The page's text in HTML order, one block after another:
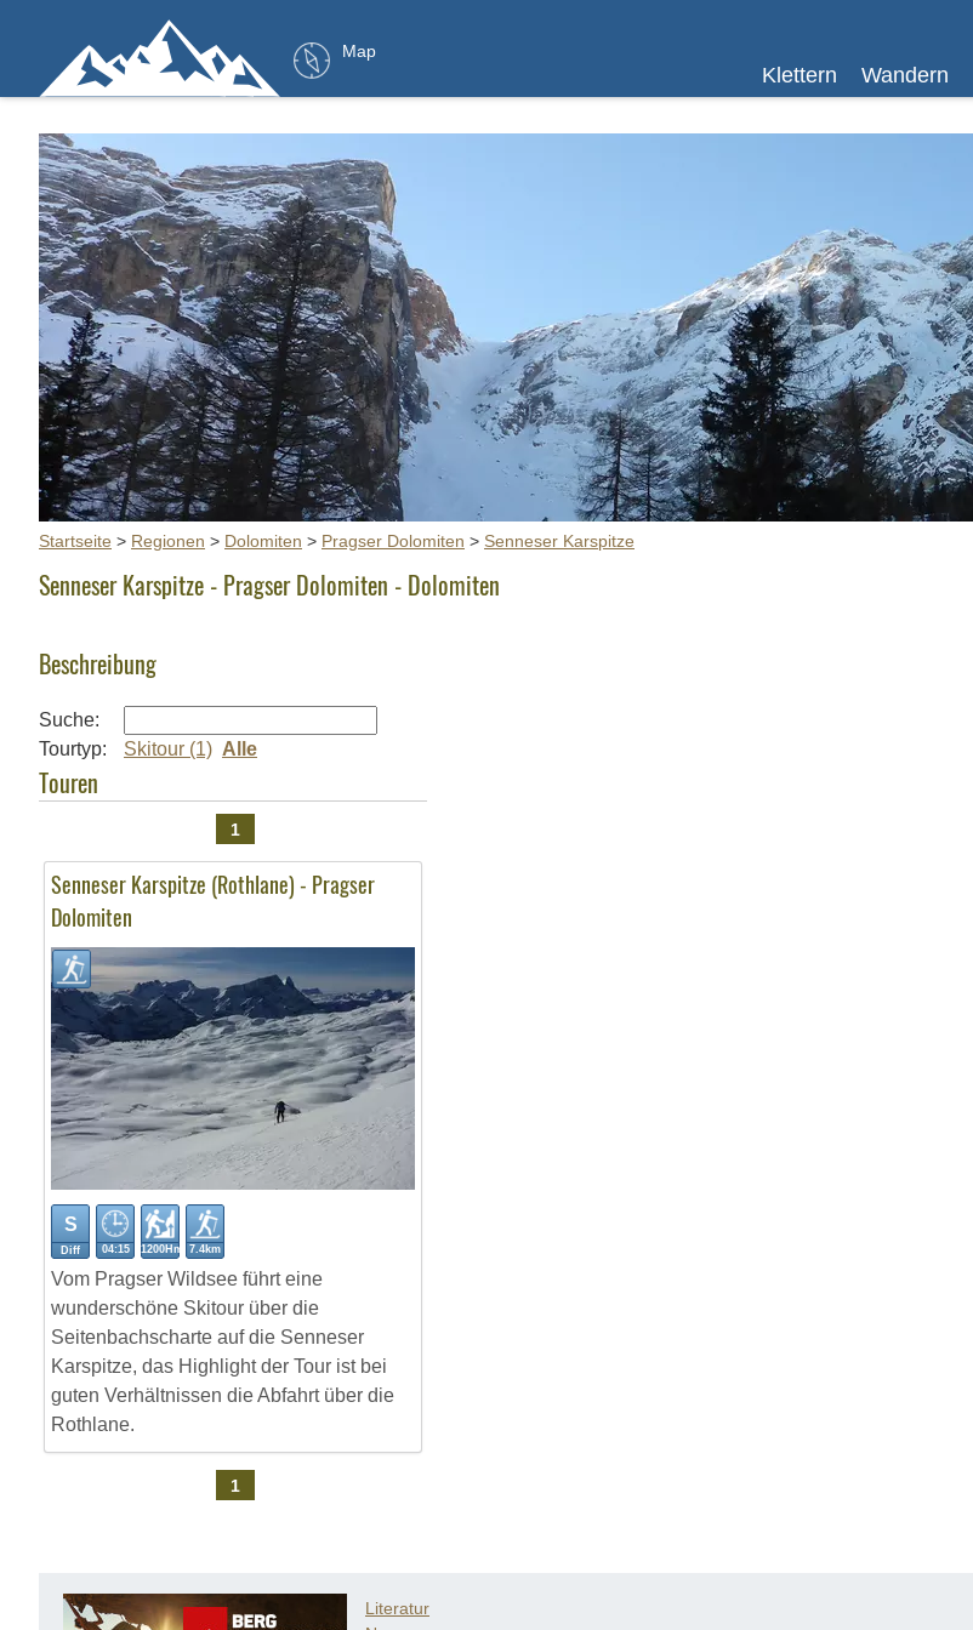
Map
Klettern Wandern
Startseite > Regionen > Dolomiten > Pragser Dolomiten > Senneser Karspitze
Senneser Karspitze - Pragser Dolomiten - Dolomiten
Beschreibung
Suche:
Tourtyp:
Skitour (1) Alle
Touren
1
Senneser Karspitze (Rothlane) - Pragser
Dolomiten
S
Diff 04:15 1200Hm 7.4km
Vom Pragser Wildsee führt eine
wunderschöne Skitour über die
Seitenbachscharte auf die Senneser
Karspitze, das Highlight der Tour ist bei
guten Verhältnissen die Abfahrt über die
Rothlane.
1
Literatur